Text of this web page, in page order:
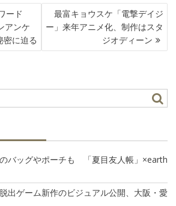
ード
アンケ
密に迫る
最富キョウスケ「電撃デイジ
ー」来年アニメ化、制作はスタ
ジオディーン
バッグやポーチも 「夏目友人帳」×earth
出ゲーム新作のビジュアル公開、大阪・愛